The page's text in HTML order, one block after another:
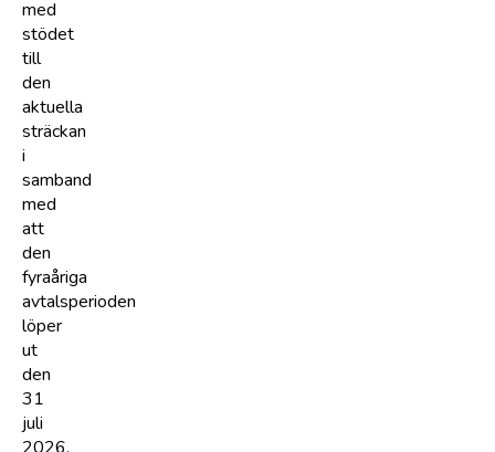
med
stödet
till
den
aktuella
sträckan
i
samband
med
att
den
fyraåriga
avtalsperioden
löper
ut
den
31
juli